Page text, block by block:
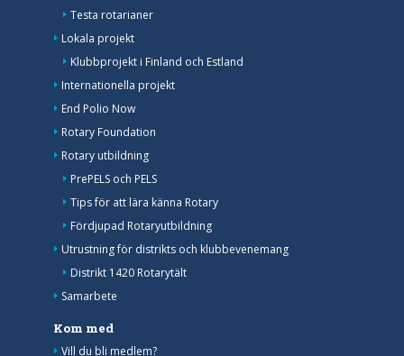
Testa rotarianer
Lokala projekt
Klubbprojekt i Finland och Estland
Internationella projekt
End Polio Now
Rotary Foundation
Rotary utbildning
PrePELS och PELS
Tips för att lära känna Rotary
Fördjupad Rotaryutbildning
Utrustning för distrikts och klubbevenemang
Distrikt 1420 Rotarytält
Samarbete
Kom med
Vill du bli medlem?